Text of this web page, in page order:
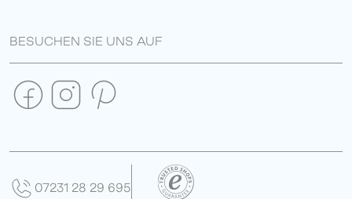
BESUCHEN SIE UNS AUF
07231 28 29 695